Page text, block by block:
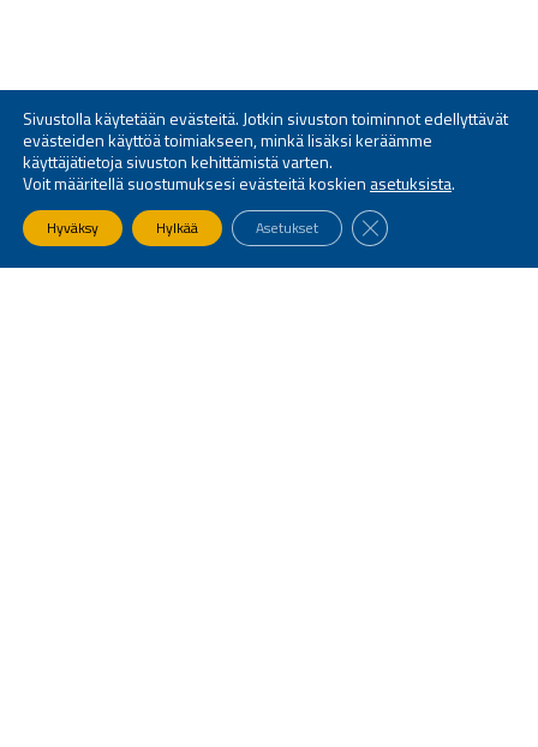
Sivustolla käytetään evästeitä. Jotkin sivuston toiminnot edellyttävät
evästeiden käyttöä toimiakseen, minkä lisäksi keräämme
käyttäjätietoja sivuston kehittämistä varten.
Voit määritellä suostumuksesi evästeitä koskien asetuksista.
Hyväksy Hylkää Asetukset SULJE